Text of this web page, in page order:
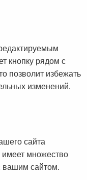
кнопку рядом с
позволит избежать
изменений.
сайта
имеет множество
вашим сайтом.